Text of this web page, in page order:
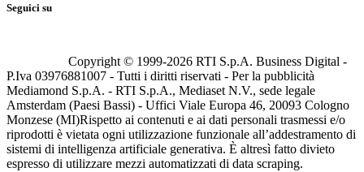
Seguici su
Copyright © 1999-2026 RTI S.p.A. Business Digital -
P.Iva 03976881007 - Tutti i diritti riservati - Per la pubblicità
Mediamond S.p.A. - RTI S.p.A., Mediaset N.V., sede legale
Amsterdam (Paesi Bassi) - Uffici Viale Europa 46, 20093 Cologno
Monzese (MI)Rispetto ai contenuti e ai dati personali trasmessi e/o
riprodotti è vietata ogni utilizzazione funzionale all’addestramento di
sistemi di intelligenza artificiale generativa. È altresì fatto divieto
espresso di utilizzare mezzi automatizzati di data scraping.